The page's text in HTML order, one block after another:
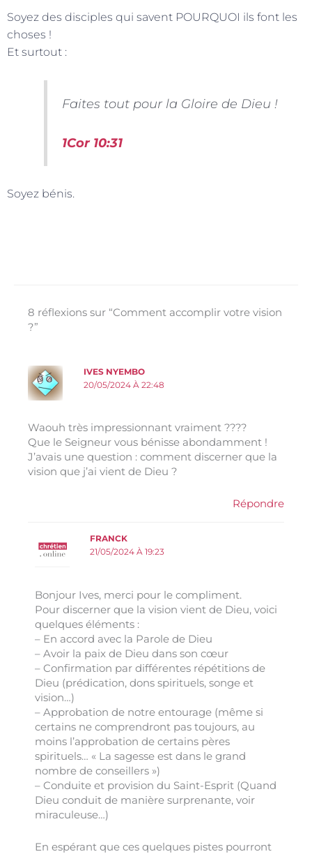
Soyez des disciples qui savent POURQUOI ils font les
choses !
Et surtout :
Faites tout pour la Gloire de Dieu !
1Cor 10:31
Soyez bénis.
8 réflexions sur “Comment accomplir votre vision
?”
IVES NYEMBO
20/05/2024 À 22:48
Waouh très impressionnant vraiment ????
Que le Seigneur vous bénisse abondamment !
J’avais une question : comment discerner que la
vision que j’ai vient de Dieu ?
Répondre
FRANCK
21/05/2024 À 19:23
Bonjour Ives, merci pour le compliment.
Pour discerner que la vision vient de Dieu, voici
quelques éléments :
– En accord avec la Parole de Dieu
– Avoir la paix de Dieu dans son cœur
– Confirmation par différentes répétitions de
Dieu (prédication, dons spirituels, songe et
vision…)
– Approbation de notre entourage (même si
certains ne comprendront pas toujours, au
moins l’approbation de certains pères
spirituels… « La sagesse est dans le grand
nombre de conseillers »)
– Conduite et provision du Saint-Esprit (Quand
Dieu conduit de manière surprenante, voir
miraculeuse…)
En espérant que ces quelques pistes pourront